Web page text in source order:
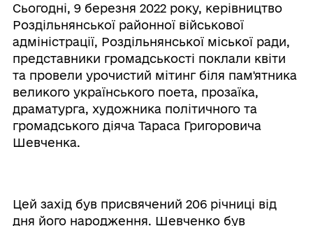
Сьогодні, 9 березня 2022 року, керівництво
Роздільнянської районної військової
адміністрації, Роздільнянської міської ради,
представники громадськості поклали квіти
та провели урочистий мітинг біля пам'ятника
великого українського поета, прозаїка,
драматурга, художника політичного та
громадського діяча Тараса Григоровича
Шевченка.
Цей захід був присвячений 206 річниці від
дня його народження. Шевченко був